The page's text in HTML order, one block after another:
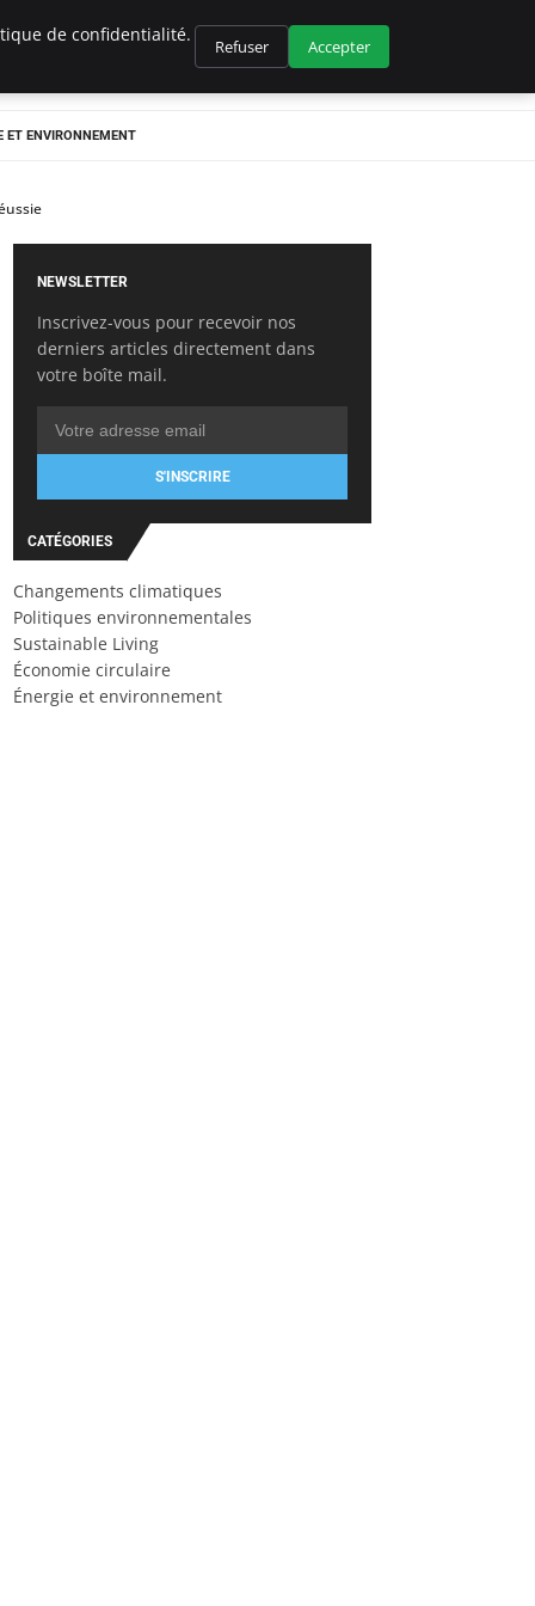
ET ENVIRONNEMENT
NEWSLETTER
Inscrivez-vous pour recevoir nos
derniers articles directement dans
votre boîte mail.
S'INSCRIRE
CATÉGORIES
Changements climatiques
Politiques environnementales
Sustainable Living
Économie circulaire
Énergie et environnement
de confidentialité.
Refuser Accepter